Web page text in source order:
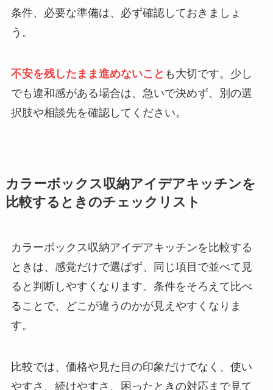
条件、必要な準備は、必ず確認しておきましょ
う。
不安を残したまま進めないこと も大切です。少し
でも違和感がある場合は、急いで決めず、別の選
択肢や相談先を確認してください。
カラーボックス収納アイデアキッチンを
比較するときのチェックリスト
カラーボックス収納アイデアキッチンを比較する
ときは、感覚だけで選ばず、同じ項目で並べて見
ると判断しやすくなります。条件をそろえて比べ
ることで、どこが違うのかが見えやすくなりま
す。
比較では、価格や見た目の印象だけでなく、使い
やすさ、続けやすさ、困ったときの対応まで見て